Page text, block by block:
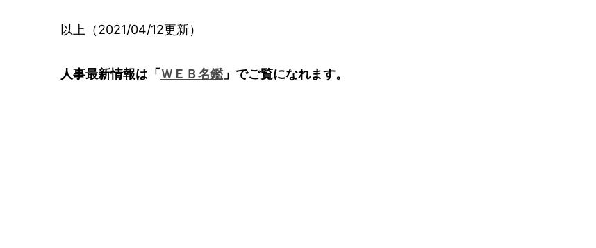
以上（2021/04/12更新）
人事最新情報は「 ＷＥＢ名鑑 」でご覧になれます。